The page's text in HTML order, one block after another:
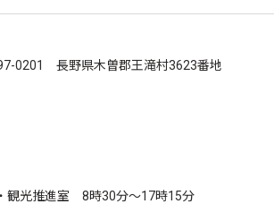
0201 長野県木曽郡王滝村3623番地
観光推進室 8時30分～17時15分